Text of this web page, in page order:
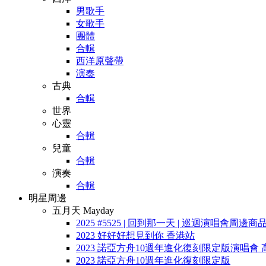
男歌手
女歌手
團體
合輯
西洋原聲帶
演奏
古典
合輯
世界
心靈
合輯
兒童
合輯
演奏
合輯
明星周邊
五月天 Mayday
2025 #5525 | 回到那一天 | 巡迴演唱會周邊商品
2023 好好好想見到你 香港站
2023 諾亞方舟10週年進化復刻限定版演唱會
2023 諾亞方舟10週年進化復刻限定版